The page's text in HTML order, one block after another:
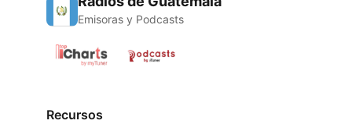
Emisoras y Podcasts
Recursos